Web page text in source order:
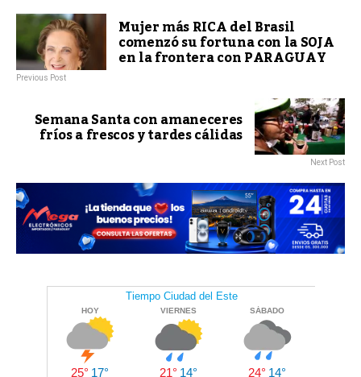
Mujer más RICA del Brasil
comenzó su fortuna con la SOJA
en la frontera con PARAGUAY
Previous Post
Semana Santa con amaneceres
fríos a frescos y tardes cálidas
Next Post